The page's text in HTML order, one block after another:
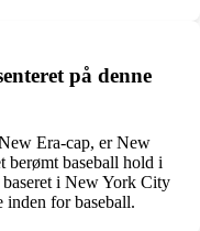
på denne
Era-cap, er New
berømt baseball hold i
i New York City
inden for baseball.